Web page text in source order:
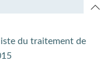
du traitement de